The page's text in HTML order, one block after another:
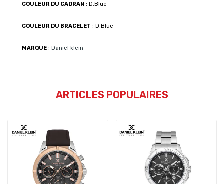
COULEUR DU CADRAN : D.Blue
COULEUR DU BRACELET : D.Blue
MARQUE : Daniel klein
ARTICLES POPULAIRES